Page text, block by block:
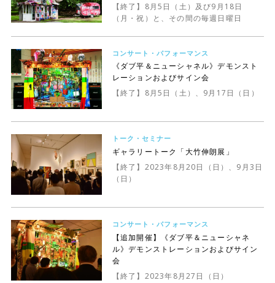
【終了】8月5日（土）及び9月18日
（月・祝）と、その間の毎週日曜日
コンサート・パフォーマンス
《ダブ平＆ニューシャネル》デモンスト
レーションおよびサイン会
【終了】8月5日（土）、9月17日（日）
トーク・セミナー
ギャラリートーク「大竹伸朗展」
【終了】2023年8月20日（日）、9月3日
（日）
コンサート・パフォーマンス
【追加開催】《ダブ平＆ニューシャネ
ル》デモンストレーションおよびサイン
会
【終了】2023年8月27日（日）